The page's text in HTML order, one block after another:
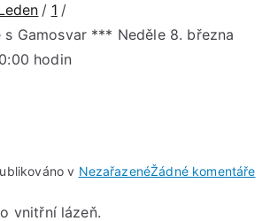
1
s Gamosvar *** Neděle 8. března
hodin
v NezařazenéŽádné komentářeu
vnitřní lázeň.